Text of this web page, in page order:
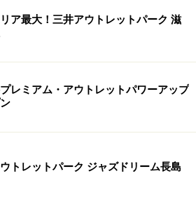
ア最大！三井アウトレットパーク 滋
レミアム・アウトレットパワーアップ
トレットパーク ジャズドリーム長島